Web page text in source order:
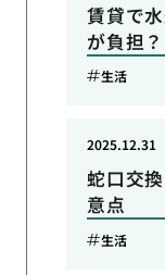
賃貸で
が負担？
生活
蛇口交
意点
2025.12.31
生活